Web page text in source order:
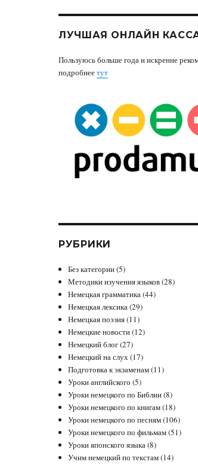
ЛУЧШАЯ ОНЛАЙН
Пользуюсь больше года и искренне
подробнеетут
РУБРИКИ
Без категории(5)
Методики изучения языков(28)
Немецкая грамматика(44)
Немецкая лексика(29)
Немецкая поэзия(11)
Немецкие новости(12)
Немецкий блог(27)
Немецкий на слух(17)
Подготовка к экзаменам(11)
Уроки английского (5)
Уроки немецкого по Библии(8)
Уроки немецкого по книгам(18)
Уроки немецкого по песням(106)
Уроки немецкого по фильмам(51)
Уроки японского языка(8)
Учим немецкий по текстам(14)